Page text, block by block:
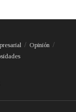
Opinión